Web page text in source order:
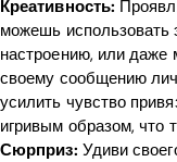
Креативность:
можешь использовать
настроению, или даже
своему сообщению
усилить чувство
игривым образом, что
Сюрприз: Удиви